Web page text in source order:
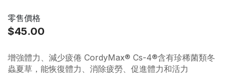
零售價格
$45.00
增強體力、減少疲倦 CordyMax® Cs-4®含有珍稀菌類冬
蟲夏草，能恢復體力、消除疲勞、促進體力和活力